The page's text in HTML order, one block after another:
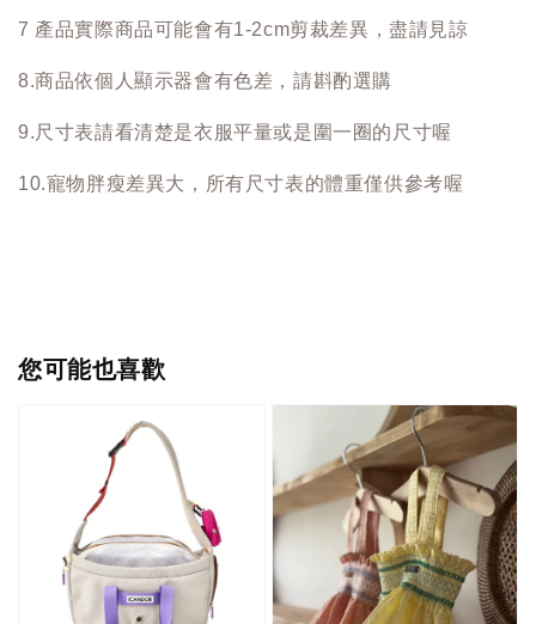
7 產品實際商品可能會有1-2cm剪裁差異，盡請見諒
8.商品依個人顯示器會有色差，請斟酌選購
9.尺寸表請看清楚是衣服平量或是圍一圈的尺寸喔
10.寵物胖瘦差異大，所有尺寸表的體重僅供參考喔
您可能也喜歡